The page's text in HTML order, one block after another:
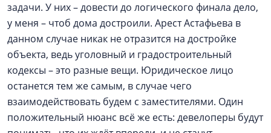
задачи. У них – довести до логического финала дело,
у меня – чтоб дома достроили. Арест Астафьева в
данном случае никак не отразится на достройке
объекта, ведь уголовный и градостроительный
кодексы – это разные вещи. Юридическое лицо
останется тем же самым, в случае чего
взаимодействовать будем с заместителями. Один
положительный нюанс всё же есть: девелоперы будут